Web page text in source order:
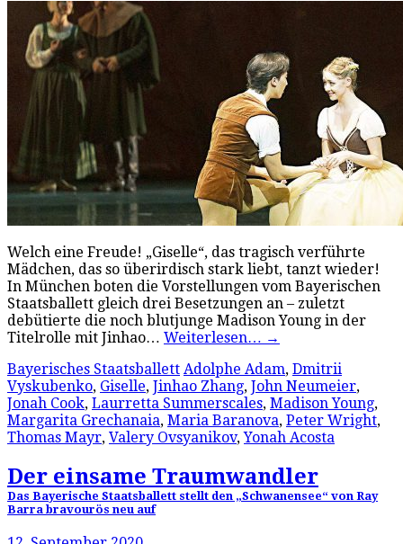
Welch eine Freude! „Giselle“, das tragisch verführte
Mädchen, das so überirdisch stark liebt, tanzt wieder!
In München boten die Vorstellungen vom Bayerischen
Staatsballett gleich drei Besetzungen an – zuletzt
debütierte die noch blutjunge Madison Young in der
Titelrolle mit Jinhao… Weiterlesen… →
Bayerisches Staatsballett Adolphe Adam, Dmitrii
Vyskubenko, Giselle, Jinhao Zhang, John Neumeier,
Jonah Cook, Laurretta Summerscales, Madison Young,
Margarita Grechanaia, Maria Baranova, Peter Wright,
Thomas Mayr, Valery Ovsyanikov,Yonah Acosta
Der einsame Traumwandler
Das Bayerische Staatsballett stellt den „Schwanensee“ von Ray
Barra bravourös neu auf